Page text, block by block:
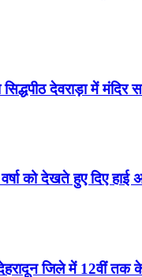
देवराड़ा में मंदिर
को देखते हुए दिए हाई
जिले में 12वीं